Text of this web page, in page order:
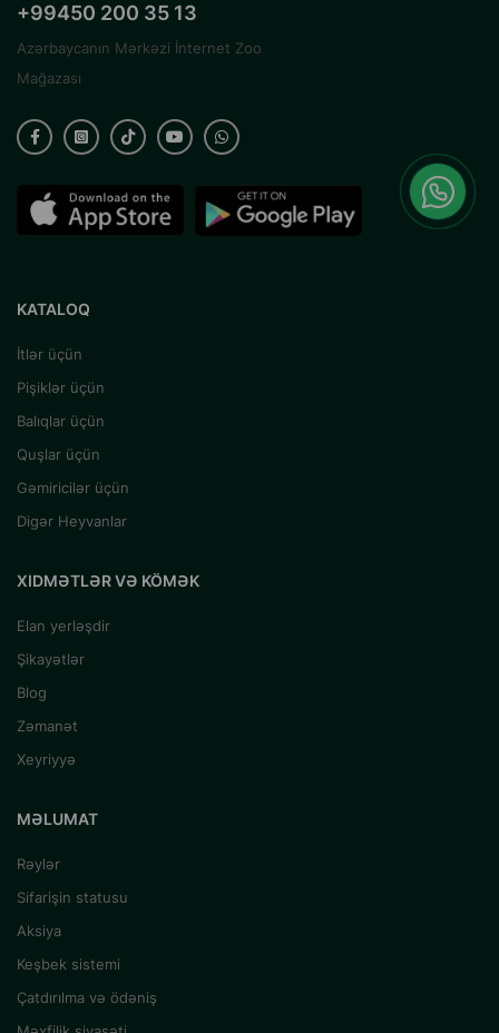
+99450 200 35 13
Azərbaycanın Mərkəzi İnternet Zoo
Mağazası
KATALOQ
İtlər üçün
Pişiklər üçün
Balıqlar üçün
Quşlar üçün
Gəmiricilər üçün
Digər Heyvanlar
XIDMƏTLƏR VƏ KÖMƏK
Elan yerləşdir
Şikayətlər
Blog
Zəmanət
Xeyriyyə
MƏLUMAT
Rəylər
Sifarişin statusu
Aksiya
Keşbek sistemi
Çatdırılma və ödəniş